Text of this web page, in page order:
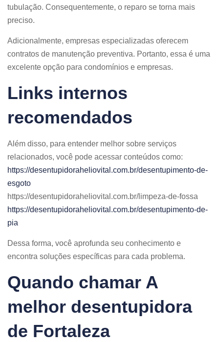
tubulação. Consequentemente, o reparo se torna mais
preciso.
Adicionalmente, empresas especializadas oferecem
contratos de manutenção preventiva. Portanto, essa é uma
excelente opção para condomínios e empresas.
Links internos
recomendados
Além disso, para entender melhor sobre serviços
relacionados, você pode acessar conteúdos como:
https://desentupidoraheliovital.com.br/desentupimento-de-
esgoto
https://desentupidoraheliovital.com.br/limpeza-de-fossa
https://desentupidoraheliovital.com.br/desentupimento-de-
pia
Dessa forma, você aprofunda seu conhecimento e
encontra soluções específicas para cada problema.
Quando chamar A
melhor desentupidora
de Fortaleza